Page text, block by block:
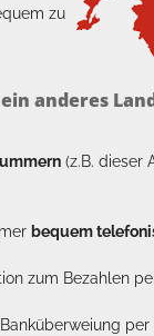
zu
anderes
(z.B. dieser
bequem
zum Bezahlen
per